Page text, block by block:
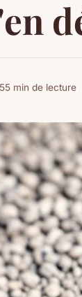
5 min de lecture